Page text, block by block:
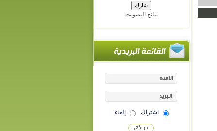
نتائج التصويت
اشتراك إلغاء